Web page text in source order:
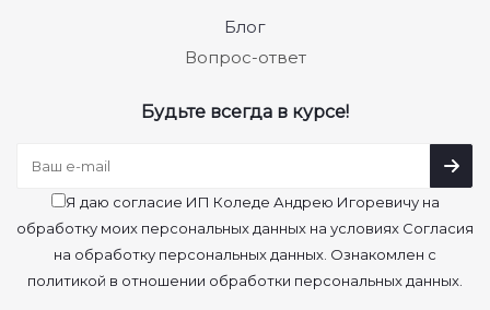
Блог
Вопрос-ответ
Будьте всегда в курсе!
Я даю согласие ИП Коледе Андрею Игоревичу на
обработку моих персональных данных на условиях Согласия
на обработку персональных данных. Ознакомлен с
политикой в отношении обработки персональных данных.